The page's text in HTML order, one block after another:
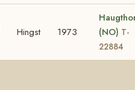
Hingst 1973
(NO) T-
22884